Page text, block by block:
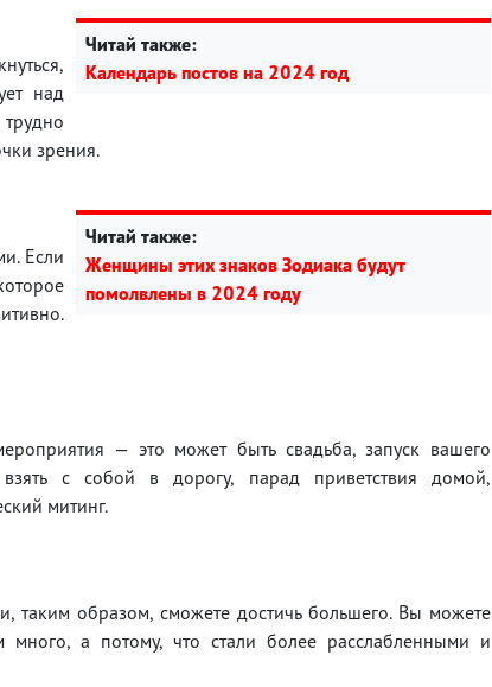
Читай также:
Календарь постов на 2024 год
над
зрения.
Читай также:
Женщины этих знаков Зодиака будут
помолвлены в 2024 году
Если
— это может быть свадьба, запуск вашего
с собой в дорогу, парад приветствия домой,
митинг.
таким образом, сможете достичь большего. Вы можете
а потому, что стали более расслабленными и